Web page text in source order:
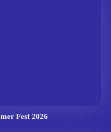
Fest 2026